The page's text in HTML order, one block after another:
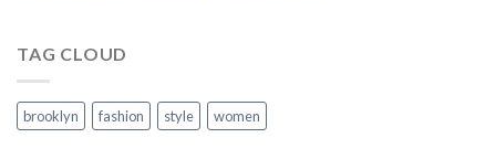
TAG CLOUD
brooklyn fashion style women